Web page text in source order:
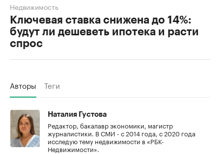
Ключевая ставка снижена до 14%:
будут ли дешеветь ипотека и расти
спрос
Недвижимость
Авторы Теги
Наталия Густова
Редактор, бакалавр экономики, магистр
журналистики. В СМИ - с 2014 года, с 2020 года
исследую тему недвижимости в «РБК-
Недвижимости».